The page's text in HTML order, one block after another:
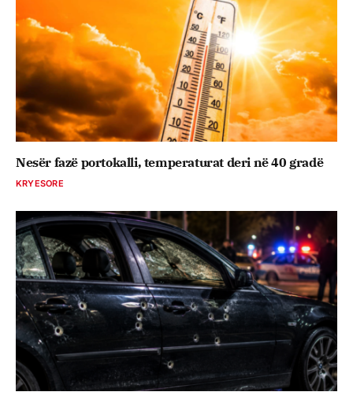
Nesër fazë portokalli, temperaturat deri në 40 gradë
KRYESORE